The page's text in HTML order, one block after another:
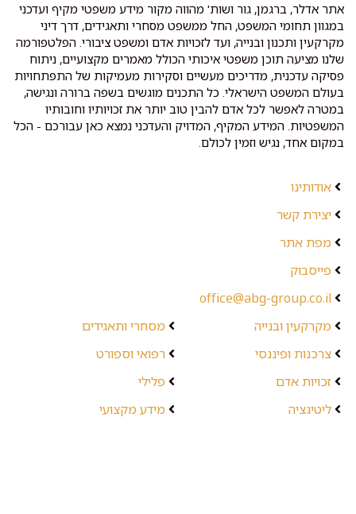
אתר אדלר, ברגמן, גור ושות' מהווה מקור מידע משפטי מקיף ועדכני
במגוון תחומי המשפט, החל ממשפט מסחרי ותאגידים, דרך דיני
מקרקעין ותכנון ובנייה, ועד לזכויות אדם ומשפט ציבורי. הפלטפורמה
שלנו מציעה תוכן משפטי איכותי הכולל מאמרים מקצועיים, ניתוח
פסיקה עדכנית, מדריכים מעשיים וסקירות מעמיקות של התפתחויות
בעולם המשפט הישראלי. כל התכנים מוגשים בשפה ברורה ונגישה,
במטרה לאפשר לכל אדם להבין טוב יותר את זכויותיו וחובותיו
המשפטיות. המידע המקיף, המדויק והעדכני נמצא כאן עבורכם - הכל
במקום אחד, נגיש וזמין לכולם.
אודותינו
יצירת קשר
מפת אתר
פייסבוק
office@abg-group.co.il
מקרקעין ובנייה
צרכנות ופיננסי
זכויות אדם
ליטיגציה
מסחרי ותאגידים
רפואי וספורט
פלילי
מידע מקצועי